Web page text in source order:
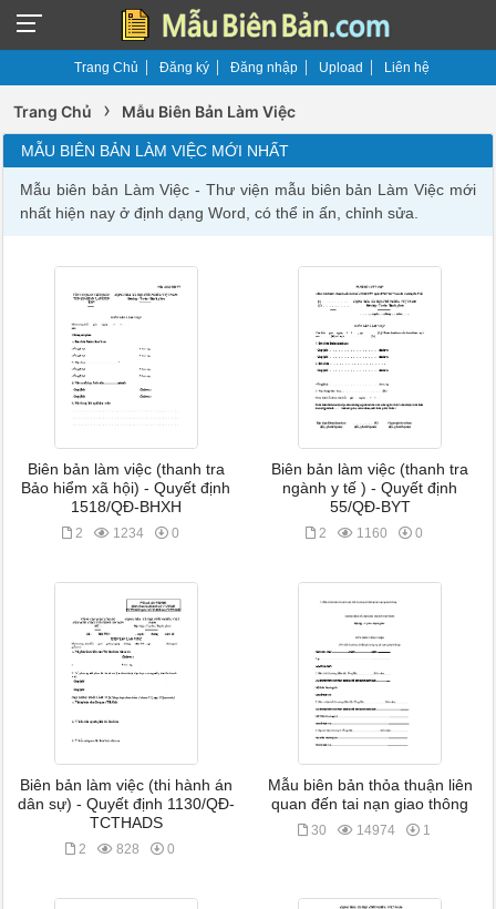
Trang Chủ Đăng ký Đăng nhập Upload Liên hệ
Trang Chủ › Mẫu Biên Bản Làm Việc
MẪU BIÊN BẢN LÀM VIỆC MỚI NHẤT
Mẫu biên bản Làm Việc - Thư viện mẫu biên bản Làm Việc mới
nhất hiện nay ở định dạng Word, có thể in ấn, chỉnh sửa.
Biên bản làm việc (thanh tra
Bảo hiểm xã hội) - Quyết định
1518/QĐ-BHXH
2 1234 0
Biên bản làm việc (thanh tra
ngành y tế ) - Quyết định
55/QĐ-BYT
2 1160 0
Biên bản làm việc (thi hành án
dân sự) - Quyết định 1130/QĐ-
TCTHADS
2 828 0
Mẫu biên bản thỏa thuận liên
quan đến tai nạn giao thông
30 14974 1